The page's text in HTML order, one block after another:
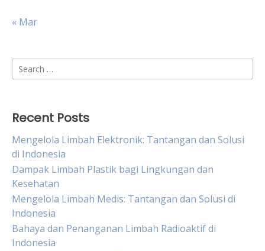
« Mar
Search
for:
Recent Posts
Mengelola Limbah Elektronik: Tantangan dan Solusi
di Indonesia
Dampak Limbah Plastik bagi Lingkungan dan
Kesehatan
Mengelola Limbah Medis: Tantangan dan Solusi di
Indonesia
Bahaya dan Penanganan Limbah Radioaktif di
Indonesia